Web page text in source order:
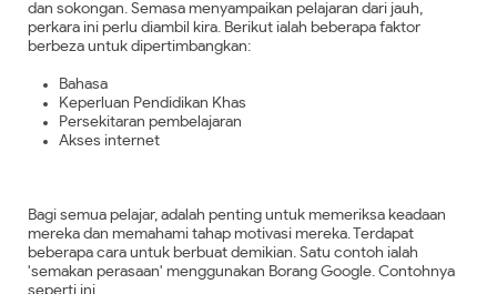
dan sokongan. Semasa menyampaikan pelajaran dari jauh,
perkara ini perlu diambil kira. Berikut ialah beberapa faktor
berbeza untuk dipertimbangkan:
Bahasa
Keperluan Pendidikan Khas
Persekitaran pembelajaran
Akses internet
Bagi semua pelajar, adalah penting untuk memeriksa keadaan
mereka dan memahami tahap motivasi mereka. Terdapat
beberapa cara untuk berbuat demikian. Satu contoh ialah
'semakan perasaan' menggunakan Borang Google. Contohnya
seperti ini.